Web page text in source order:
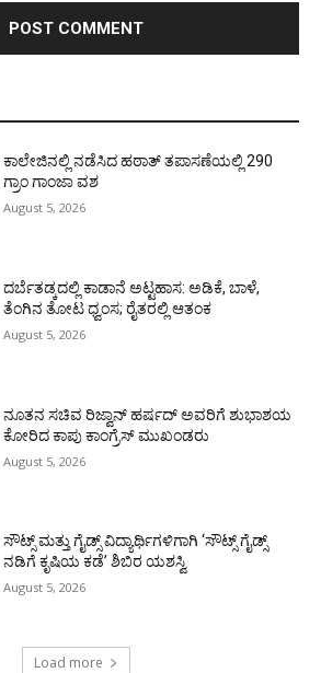
ಕಾಲೇಜಿನಲ್ಲಿ ನಡೆಸಿದ ಹಠಾತ್ ತಪಾಸಣೆಯಲ್ಲಿ 290
ಗ್ರಾಂ ಗಾಂಜಾ ವಶ
August 5, 2026
ದರ್ಬೆತಡ್ಕದಲ್ಲಿ ಕಾಡಾನೆ ಅಟ್ಟಹಾಸ: ಅಡಿಕೆ, ಬಾಳೆ,
ತೆಂಗಿನ ತೋಟ ಧ್ವಂಸ; ರೈತರಲ್ಲಿ ಆತಂಕ
August 5, 2026
ನೂತನ ಸಚಿವ ರಿಜ್ವಾನ್ ಹರ್ಷದ್ ಅವರಿಗೆ ಶುಭಾಶಯ
ಕೋರಿದ ಕಾಪು ಕಾಂಗ್ರೆಸ್ ಮುಖಂಡರು
August 5, 2026
ಸೌಟ್ಸ್ ಮತ್ತು ಗೈಡ್ಸ್ ವಿದ್ಯಾರ್ಥಿಗಳಿಗಾಗಿ ‘ಸೌಟ್ಸ್ ಗೈಡ್ಸ್
ನಡಿಗೆ ಕೃಷಿಯ ಕಡೆ’ ಶಿಬಿರ ಯಶಸ್ವಿ
August 5, 2026
Load more